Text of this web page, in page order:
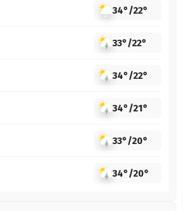
34°/22°
33°/22°
34°/22°
34°/21°
33°/20°
34°/20°